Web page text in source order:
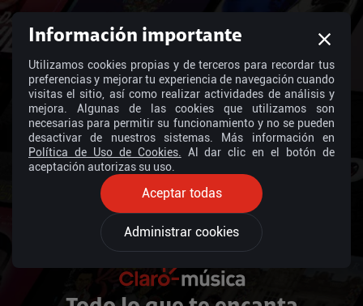
Información importante
Utilizamos cookies propias y de terceros para recordar tus
preferencias y mejorar tu experiencia de navegación cuando
visitas el sitio, así como realizar actividades de análisis y
mejora. Algunas de las cookies que utilizamos son
necesarias para permitir su funcionamiento y no se pueden
desactivar de nuestros sistemas. Más información en
Política de Uso de Cookies.
Al dar clic en el botón de
aceptación autorizas su uso.
Aceptar todas
Administrar cookies